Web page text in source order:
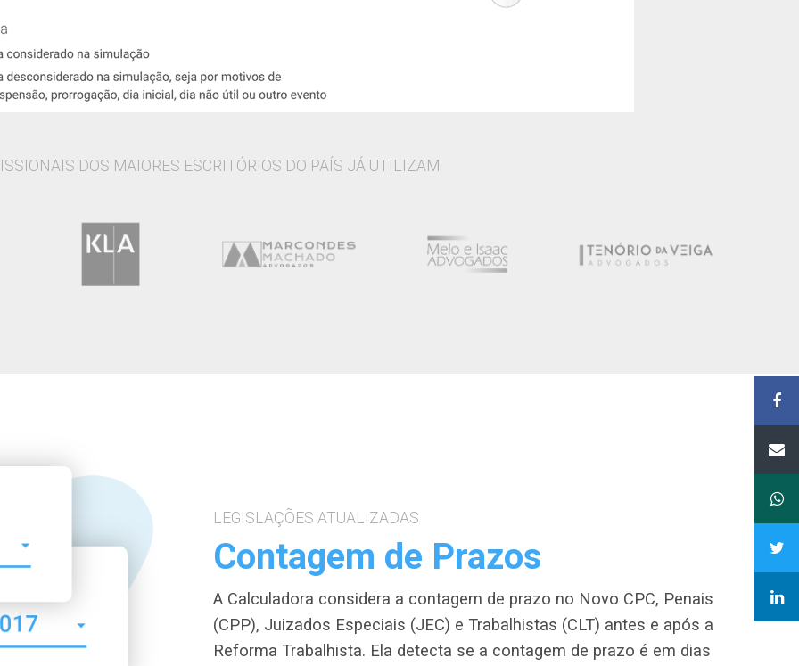
DOS MAIORES ESCRITÓRIOS DO PAÍS JÁ UTILIZAM
LEGISLAÇÕES ATUALIZADAS
Contagem de Prazos
A Calculadora considera a contagem de prazo no Novo CPC, Penais
(CPP), Juizados Especiais (JEC) e Trabalhistas (CLT) antes e após a
Reforma Trabalhista. Ela detecta se a contagem de prazo é em dias